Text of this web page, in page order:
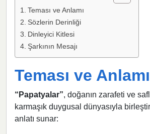
Teması ve Anlamı
Sözlerin Derinliği
Dinleyici Kitlesi
Şarkının Mesajı
Teması ve Anlamı
“Papatyalar”, doğanın zarafeti ve
karmaşık duygusal dünyasıyla
anlatı sunar: